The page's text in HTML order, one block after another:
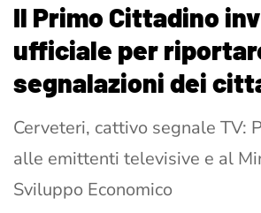
Il Primo Cittadino
ufficiale per
segnalazioni dei
Cerveteri, cattivo segnale TV:
alle emittenti televisive e al
Sviluppo Economico